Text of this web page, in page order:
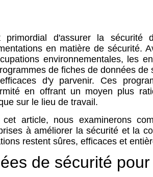
primordial d'assurer la sécurité
en matière de sécurité.
environnementales, les
de fiches de données
d'y parvenir. Ces
en offrant un moyen plus
sur le lieu de travail.
cet article, nous examinerons
à améliorer la sécurité et la
restent sûres, efficaces et
de sécurité